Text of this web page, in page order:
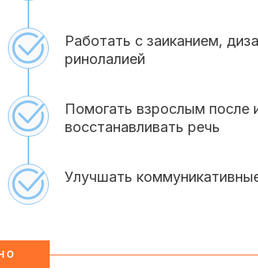
Работать с заиканием,
ринолалией
Помогать взрослым после
восстанавливать речь
Улучшать